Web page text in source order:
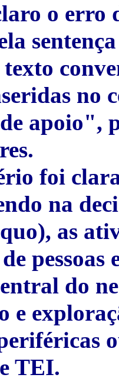
o erro
no
apoio",
foi
na
as
do
e
TEI.